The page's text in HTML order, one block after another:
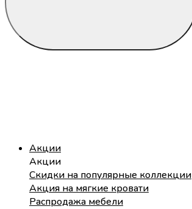
Акции
Акции
Скидки на популярные коллекции
Акция на мягкие кровати
Распродажа мебели